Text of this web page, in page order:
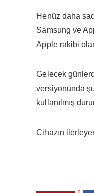
Henüz daha
Samsung ve
Apple rakibi
Gelecek
versiyonunda
kullanılmış
Cihazın